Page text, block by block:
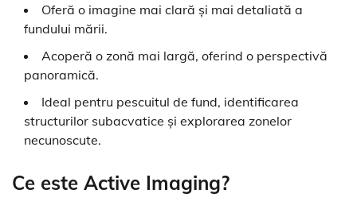
Oferă o imagine mai clară și mai detaliată a
fundului mării.
Acoperă o zonă mai largă, oferind o perspectivă
panoramică.
Ideal pentru pescuitul de fund, identificarea
structurilor subacvatice și explorarea zonelor
necunoscute.
Ce este Active Imaging?